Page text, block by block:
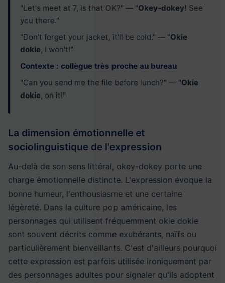
"Let's meet at 7, is that OK?" — "Okey-dokey! See
you there."
"Don't forget your jacket, it'll be cold." — "Okie
dokie, I won't!"
Contexte : collègue très proche au bureau
"Can you send me the file before lunch?" — "Okie
dokie, on it!"
La dimension émotionnelle et
sociolinguistique de l'expression
Au-delà de son sens littéral, okey-dokey porte une
charge émotionnelle distincte. L'expression évoque la
bonne humeur, l'enthousiasme et une certaine
légèreté. Dans la culture pop américaine, les
personnages qui utilisent fréquemment okie dokie
sont souvent décrits comme exubérants, naïfs ou
particulièrement bienveillants. C'est d'ailleurs pourquoi
cette expression est parfois utilisée ironiquement par
des personnages adultes pour signaler qu'ils adoptent